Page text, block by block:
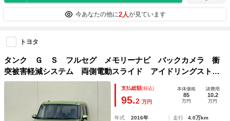
今あなたの他に2人が見ています
トヨタ
タンク Ｇ Ｓ フルセグ メモリーナビ バックカメラ 衝
突被害軽減システム 両側電動スライド アイドリングストッ
プ
支払総額(税込)
95.2 万円
本体価格
85
万円
諸費用
10.2
万円
年式 2016年 走行
4.0万km